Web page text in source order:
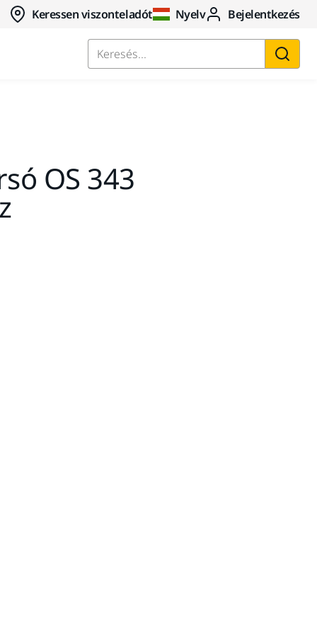
Keressen viszonteladót Nyelv Bejelentkezés
Keresés...
OS 343